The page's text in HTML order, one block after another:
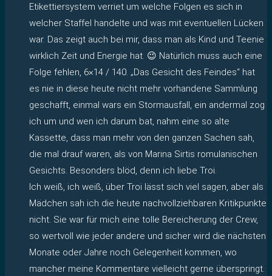
Etikettiersystem verriet um welche Folgen es sich in
welcher Staffel handelte und was mit eventuellen Lücken
war. Das zeigt auch bei mir, dass man als Kind und Teenie
wirklich Zeit und Energie hat. 😉 Natürlich muss auch eine
Folge fehlen, 6×14 / 140. „Das Gesicht des Feindes“ hat
es nie in diese heute nicht mehr vorhandene Sammlung
geschafft, einmal wars ein Stormausfall, ein andermal zog
ich um und wen ich darum bat, nahm eine so alte
Kassette, dass man mehr von den ganzen Sachen sah,
die mal drauf waren, als von Marina Sirtis romulanischen
Gesichts. Besonders blöd, denn ich liebe Troi.
Ich weiß, ich weiß, über Troi lässt sich viel sagen, aber als
Mädchen sah ich die heute nachvollziehbaren Kritikpunkte
nicht. Sie war für mich eine tolle Bereicherung der Crew,
so wertvoll wie jeder andere und sicher wird die nächsten
Monate oder Jahre noch Gelegenheit kommen, wo
mancher meine Kommentare vielleicht gerne überspringt.